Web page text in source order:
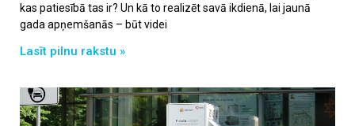
kas patiesībā tas ir? Un kā to realizēt savā ikdienā, lai jaunā
gada apņemšanās – būt videi
Lasīt pilnu rakstu »